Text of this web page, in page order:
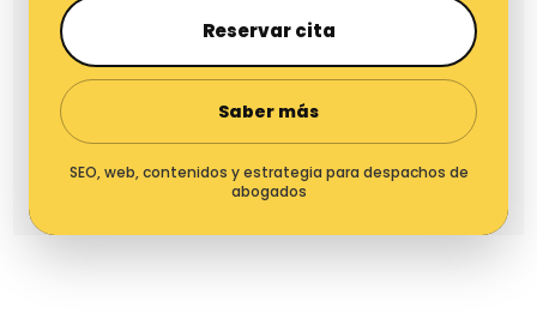
Reservar cita
Saber más
SEO, web, contenidos y estrategia para despachos de
abogados